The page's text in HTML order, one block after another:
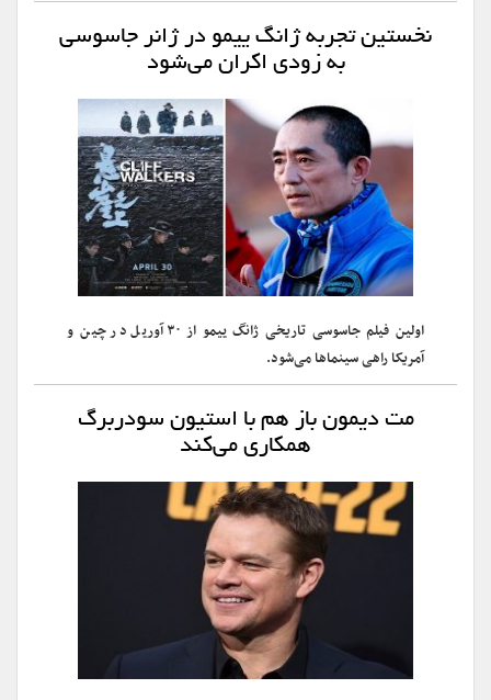
نخستین تجربه ژانگ ییمو در ژانر جاسوسی
به زودی اکران می‌شود
اولین فیلم جاسوسی تاریخی ژانگ ییمو از ۳۰ آوریل در چین و
آمریکا راهی سینماها می‌شود.
مت دیمون باز هم با استیون سودربرگ
همکاری می‌کند